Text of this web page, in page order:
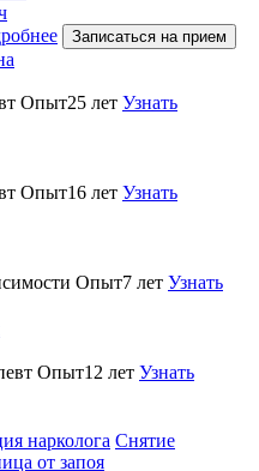
Записаться на прием
Опыт25 лет Узнать
Опыт16 лет Узнать
Опыт7 лет Узнать
Опыт12 лет Узнать
нарколога Снятие
от запоя